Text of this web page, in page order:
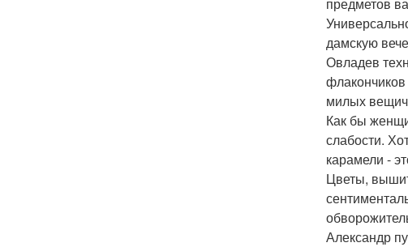
дамскую
Овладев
милых
Как бы
слабости.
карамели -
Цветы,
Александр